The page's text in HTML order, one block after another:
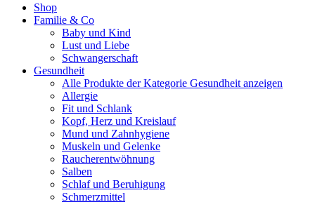
opens
in
window
Shop
Familie & Co
Baby und Kind
Lust und Liebe
Schwangerschaft
Gesundheit
Alle Produkte der Kategorie Gesundheit anzeigen
Allergie
Fit und Schlank
Kopf, Herz und Kreislauf
Mund und Zahnhygiene
Muskeln und Gelenke
Raucherentwöhnung
Salben
Schlaf und Beruhigung
Schmerzmittel